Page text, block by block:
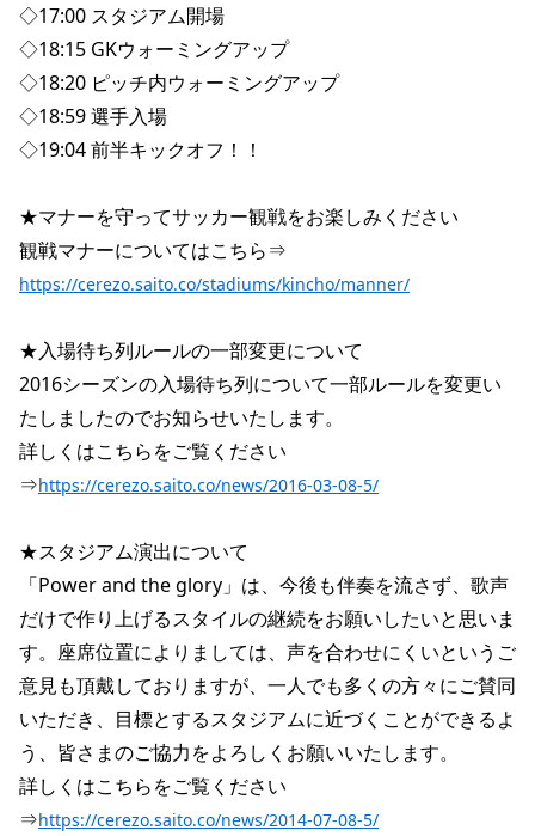
◇17:00 スタジアム開場
◇18:15 GKウォーミングアップ
◇18:20 ピッチ内ウォーミングアップ
◇18:59 選手入場
◇19:04 前半キックオフ！！
★マナーを守ってサッカー観戦をお楽しみください
https://cerezo.saito.co/stadiums/kincho/manner/
★入場待ち列ルールの一部変更について
2016シーズンの入場待ち列について一部ルールを変更い
たしましたのでお知らせいたします。
詳しくはこちらをご覧ください
⇒https://cerezo.saito.co/news/2016-03-08-5/
★スタジアム演出について
「Power and the glory」は、今後も伴奏を流さず、歌声
だけで作り上げるスタイルの継続をお願いしたいと思いま
す。座席位置によりましては、声を合わせにくいというご
意見も頂戴しておりますが、一人でも多くの方々にご賛同
いただき、目標とするスタジアムに近づくことができるよ
う、皆さまのご協力をよろしくお願いいたします。
詳しくはこちらをご覧ください
⇒https://cerezo.saito.co/news/2014-07-08-5/